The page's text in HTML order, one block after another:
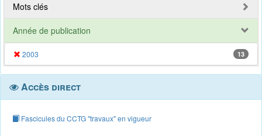
Mots clés
Année de publication
2003 13
Accès direct
Fascicules du CCTG "travaux" en vigueur